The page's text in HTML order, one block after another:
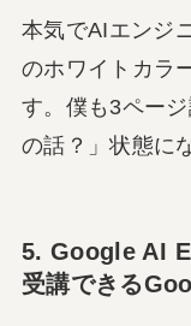
本気でAIエンジ
のホワイトカラ
す。僕も3ペー
の話？」状態に
5. Google AI
受講できる